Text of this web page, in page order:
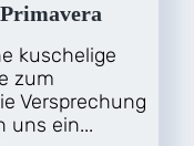
kuschelige
zum
Versprechung
uns ein...